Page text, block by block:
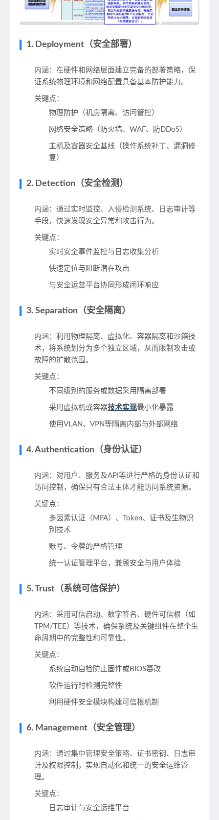
1. Deployment（安全部署）
内涵 ：在硬件和网络层面建立完备的部署策略，保
证系统物理环境和网络配置具备基本防护能力。
关键点 ：
物理防护（机房隔离、访问管控）
网络安全策略（防火墙、WAF、防DDoS）
主机及容器安全基线（操作系统补丁、漏洞修
复）
2. Detection（安全检测）
内涵 ：通过实时监控、入侵检测系统、日志审计等
手段，快速发现安全异常和攻击行为。
关键点 ：
实时安全事件监控与日志收集分析
快速定位与阻断潜在攻击
与安全运营平台协同形成闭环响应
3. Separation（安全隔离）
内涵 ：利用物理隔离、虚拟化、容器隔离和沙箱技
术，将系统划分为多个独立区域，从而限制攻击或
故障的扩散范围。
关键点 ：
不同级别的服务或数据采用隔离部署
采用虚拟机或容器技术实现最小化暴露
使用VLAN、VPN等隔离内部与外部网络
4. Authentication（身份认证）
内涵 ：对用户、服务及API等进行严格的身份认证和
访问控制，确保只有合法主体才能访问系统资源。
关键点 ：
多因素认证（MFA）、Token、证书及生物识
别技术
账号、令牌的严格管理
统一认证管理平台，兼顾安全与用户体验
5. Trust（系统可信保护）
内涵 ：采用可信启动、数字签名、硬件可信根（如
TPM/TEE）等技术，确保系统及关键组件在整个生
命周期中的完整性和可靠性。
关键点 ：
系统启动自检防止固件或BIOS篡改
软件运行时检测完整性
利用硬件安全模块构建可信根机制
6. Management（安全管理）
内涵 ：通过集中管理安全策略、证书密钥、日志审
计及权限控制，实现自动化和统一的安全运维管
理。
关键点 ：
日志审计与安全运维平台